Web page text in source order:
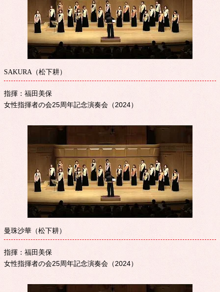
SAKURA（松下耕）
指揮：福田美保
女性指揮者の会25周年記念演奏会（2024）
曼珠沙華（松下耕）
指揮：福田美保
女性指揮者の会25周年記念演奏会（2024）